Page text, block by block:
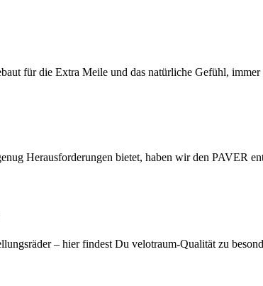
für die Extra Meile und das natürliche Gefühl,
Herausforderungen bietet, haben wir den PAVER
– hier findest Du velotraum-Qualität zu